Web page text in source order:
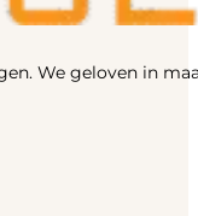
We geloven in